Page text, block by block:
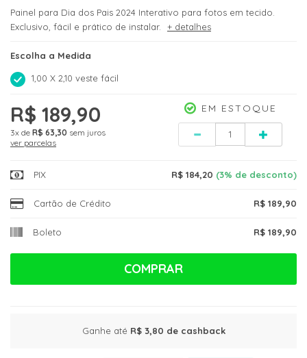
Painel para Dia dos Pais 2024 Interativo para fotos em tecido.
Exclusivo, fácil e prático de instalar.
+ detalhes
Escolha a Medida
1,00 X 2,10 veste fácil
R$ 189,90
3x de R$ 63,30 sem juros
ver parcelas
EM ESTOQUE
PIX R$ 184,20 (3% de desconto)
Cartão de Crédito R$ 189,90
Boleto R$ 189,90
COMPRAR
Ganhe até R$ 3,80 de cashback